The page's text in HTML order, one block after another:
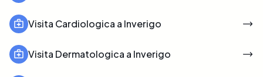
Visita Cardiologica a Inverigo
Visita Dermatologica a Inverigo